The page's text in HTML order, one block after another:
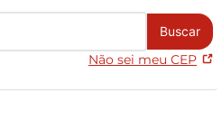
Buscar
Não sei meu CEP